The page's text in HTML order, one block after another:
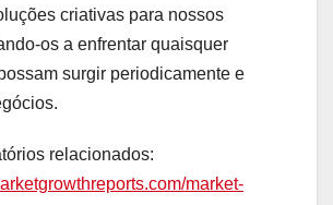
criativas para nossos
os a enfrentar quaisquer
surgir periodicamente e
relacionados:
market-